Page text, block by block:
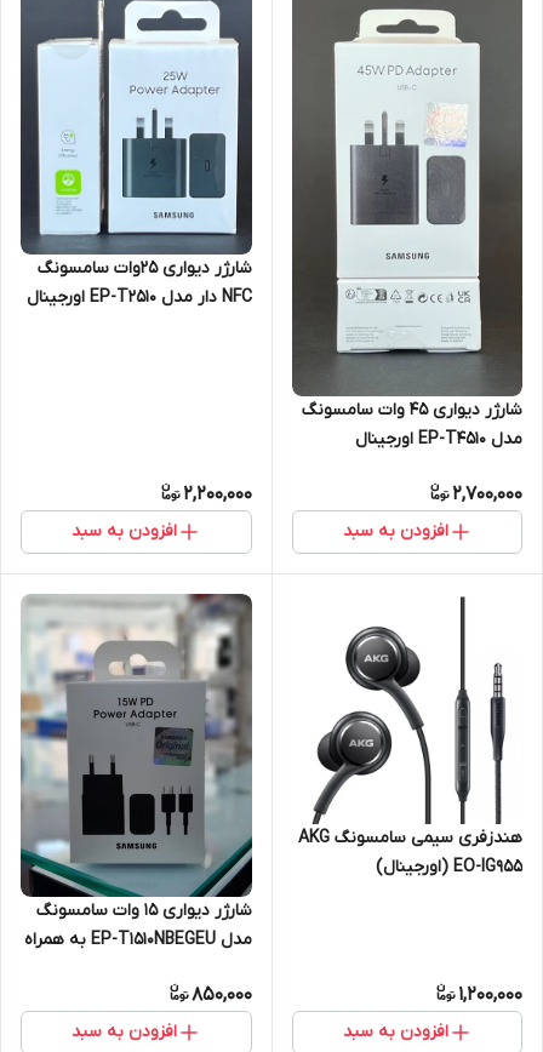
شارژر دیواری 45 وات سامسونگ
مدل EP-T4510 اورجینال
2,700,000
افزودن به سبد
شارژر دیواری 25وات سامسونگ
NFC دار مدل EP-T2510 اورجینال
2,200,000
افزودن به سبد
هندزفری سیمی سامسونگ AKG
EO-IG955 (اورجینال)
1,200,000
افزودن به سبد
شارژر دیواری 15 وات سامسونگ
مدل EP-T1510NBEGEU به همراه
850,000
افزودن به سبد